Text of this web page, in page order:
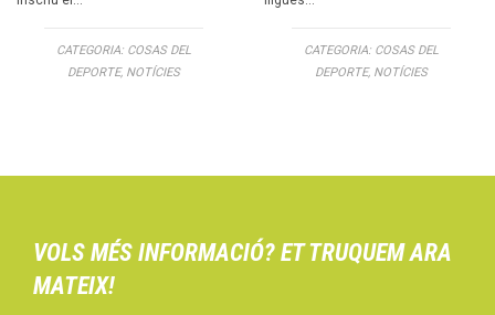
CATEGORIA: COSAS DEL
DEPORTE, NOTÍCIES
CATEGORIA: COSAS DEL
DEPORTE, NOTÍCIES
VOLS MÉS INFORMACIÓ? ET TRUQUEM ARA
MATEIX!